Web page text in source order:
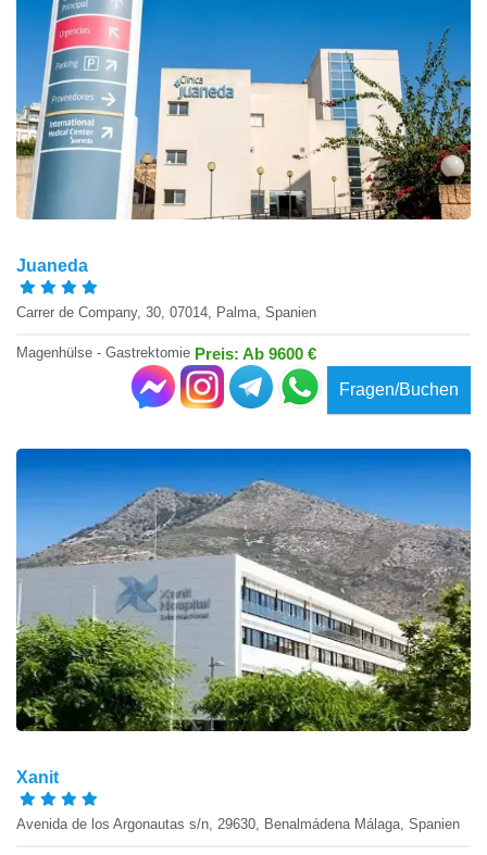
Juaneda
Carrer de Company, 30, 07014, Palma, Spanien
Magenhülse - Gastrektomie Preis: Ab 9600 €
Fragen/Buchen
Xanit
Avenida de los Argonautas s/n, 29630, Benalmádena Málaga, Spanien